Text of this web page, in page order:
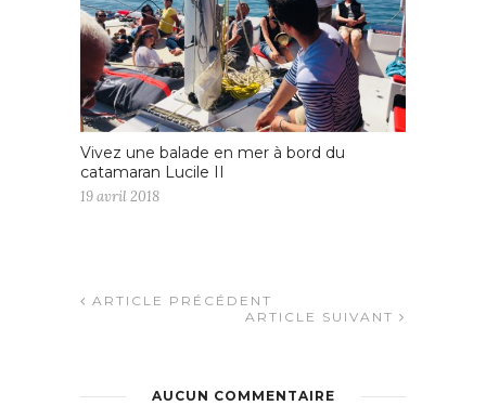
Vivez une balade en mer à bord du
catamaran Lucile II
19 avril 2018
ARTICLE PRÉCÉDENT
ARTICLE SUIVANT
AUCUN COMMENTAIRE